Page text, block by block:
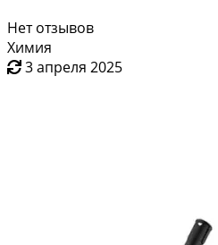
Нет отзывов
Химия
3 апреля 2025